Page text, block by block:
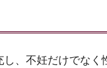
、不妊だけでなく